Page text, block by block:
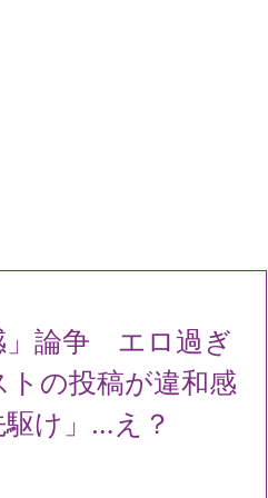
」論争 エロ過ぎ
の投稿が違和感
け」…え？